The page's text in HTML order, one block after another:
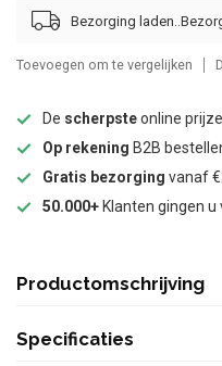
Bezorging laden..
Toevoegen om te vergelijken
De scherpsteonline
Op rekening B2B
Gratis bezorging vanaf
50.000+ Klanten gingen u
Productomschrijving
Specificaties